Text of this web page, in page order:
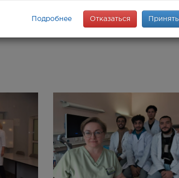
МЕДТУРИЗМ ENG KAZ
Подробнее Отказаться Принять